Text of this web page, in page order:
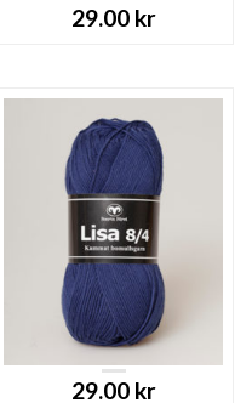
29.00 kr
29.00 kr